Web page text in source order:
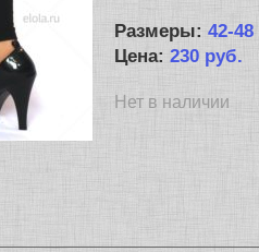
Размеры: 42-48
Цена: 230 руб.
Нет в наличии